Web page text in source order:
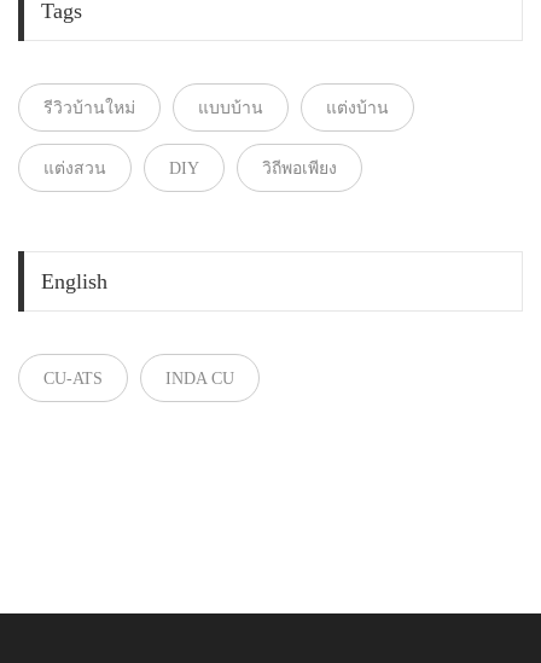
Tags
รีวิวบ้านใหม่ แบบบ้าน แต่งบ้าน
แต่งสวน DIY วิถีพอเพียง
English
CU-ATS INDA CU